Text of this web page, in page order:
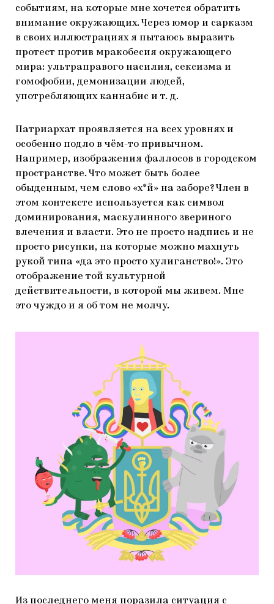
событиям, на которые мне хочется обратить
внимание окружающих. Через юмор и сарказм
в своих иллюстрациях я пытаюсь выразить
протест против мракобесия окружающего
мира: ультраправого насилия, сексизма и
гомофобии, демонизации людей,
употребляющих каннабис и т. д.
Патриархат проявляется на всех уровнях и
особенно подло в чём-то привычном.
Например, изображения фаллосов в городском
пространстве. Что может быть более
обыденным, чем слово «х*й» на заборе? Член в
этом контексте используется как символ
доминирования, маскулинного звериного
влечения и власти. Это не просто надпись и не
просто рисунки, на которые можно махнуть
рукой типа «да это просто хулиганство!». Это
отображение той культурной
действительности, в которой мы живем. Мне
это чуждо и я об том не молчу.
Из последнего меня поразила ситуация с